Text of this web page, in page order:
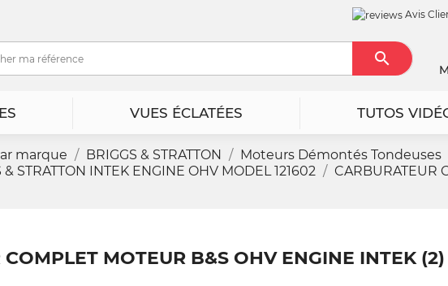
Avis

VUES ÉCLATÉES TUTOS
marque BRIGGS & STRATTON Moteurs Démontés Tondeuses
STRATTON INTEK ENGINE OHV MODEL 121602
CARBURATEUR
MOTEUR B&S OHV ENGINE INTEK (2)